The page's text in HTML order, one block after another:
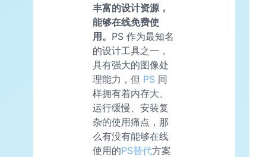
丰富的设计资源，
能够在线免费使
用。 PS 作为最知名
的设计工具之一，
具有强大的图像处
理能力，但 PS 同
样拥有着内存大、
运行缓慢、安装复
杂的使用痛点，那
么有没有能够在线
使用的PS替代方案